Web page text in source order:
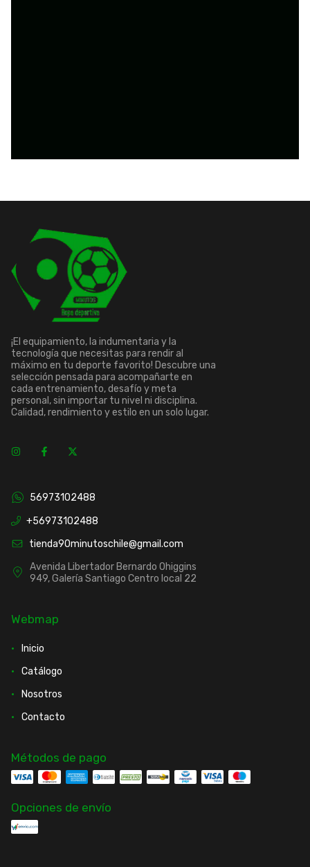
¡El equipamiento, la indumentaria y la
tecnología que necesitas para rendir al
máximo en tu deporte favorito! Descubre una
selección pensada para acompañarte en
cada entrenamiento, desafío y meta
personal, sin importar tu nivel ni disciplina.
Calidad, rendimiento y estilo en un solo lugar.
56973102488
+56973102488
tienda90minutoschile@gmail.com
Avenida Libertador Bernardo Ohiggins
949, Galería Santiago Centro local 22
Webmap
Inicio
Catálogo
Nosotros
Contacto
Métodos de pago
Opciones de envío